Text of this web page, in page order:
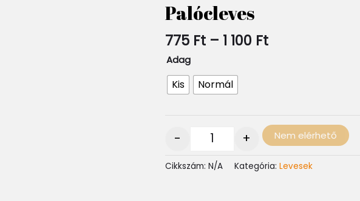
Palócleves
775 Ft – 1 100 Ft1
100 Ft
Adag
Kis Normál
- + Nem elérhető
Cikkszám: N/A Kategória: Levesek